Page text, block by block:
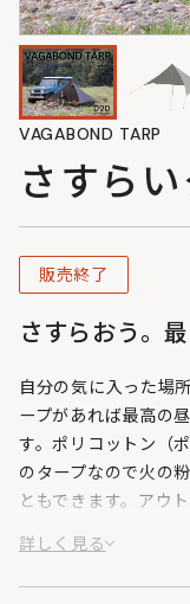
VAGABOND TARP
さすら
販売終了
さすらおう。
自分の気に入った場
ープがあれば最高の
す。ポリコットン（
のタープなので火の
ともできます。アウ
詳しく見る